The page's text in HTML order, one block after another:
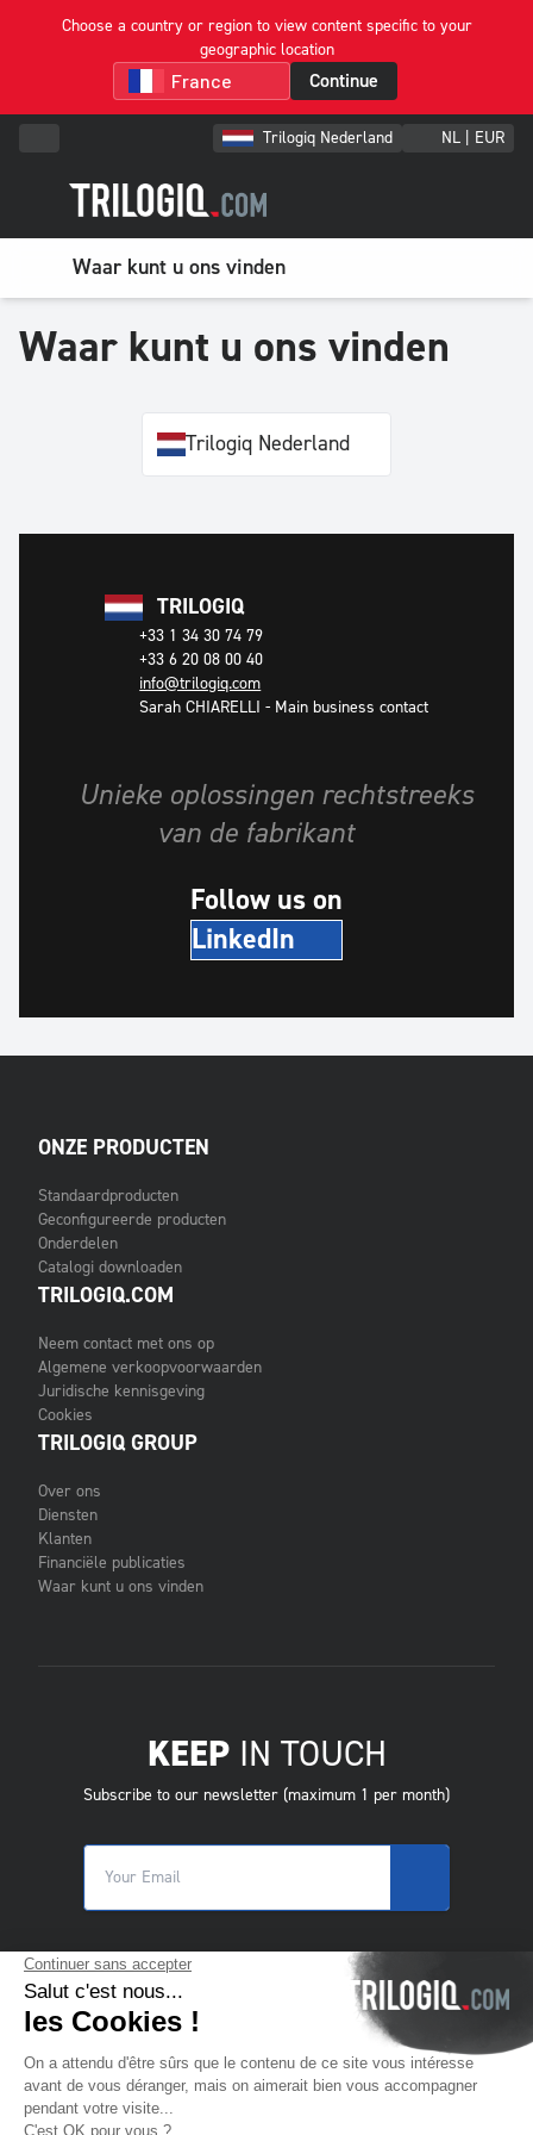
Choose a country or region to view content specific to your
geographic location
Continue
Trilogiq Nederland NL | EUR
Waar kunt u ons vinden
Waar kunt u ons vinden
Trilogiq Nederland
TRILOGIQ
+33 1 34 30 74 79
+33 6 20 08 00 40
info@trilogiq.com
Sarah CHIARELLI - Main business contact
Unieke oplossingen rechtstreeks
van de fabrikant
Follow us on
LinkedIn
ONZE PRODUCTEN
Standaardproducten
Geconfigureerde producten
Onderdelen
Catalogi downloaden
TRILOGIQ.COM
Neem contact met ons op
Algemene verkoopvoorwaarden
Juridische kennisgeving
Cookies
TRILOGIQ GROUP
Over ons
Diensten
Klanten
Financiële publicaties
Waar kunt u ons vinden
KEEPIN TOUCH
Subscribe to our newsletter (maximum 1 per month)
© 2025 Trilogiq SA.